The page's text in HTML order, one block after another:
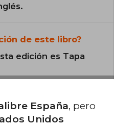
de este libro?
edición es Tapa
España, pero
Unidos